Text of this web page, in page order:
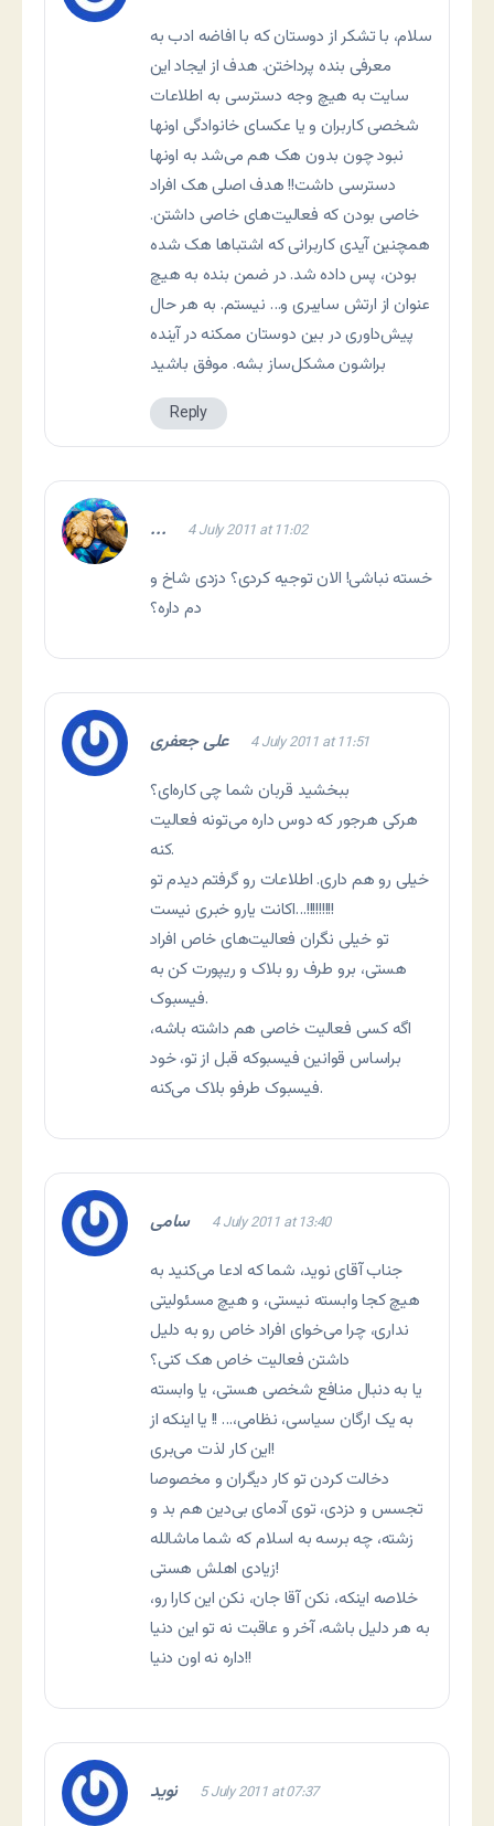
سلام، با تشکر از دوستان که با افاضه ادب به
معرفی بنده پرداختن. هدف از ایجاد این
سایت به هیچ وجه دسترسی به اطلاعات
شخصی کاربران و یا عکسای خانوادگی اونها
نبود چون بدون هک هم می‌شد به اونها
دسترسی داشت!! هدف اصلی هک افراد
خاصی بودن که فعالیت‌های خاصی داشتن.
همچنین آیدی کاربرانی که اشتباها هک شده
بودن، پس داده شد. در ضمن بنده به هیچ
عنوان از ارتش سایبری و… نیستم. به هر حال
پیش‌داوری در بین دوستان ممکنه در آینده
براشون مشکل‌ساز بشه. موفق باشید
Reply
... 4 July 2011 at 11:02
خسته نباشی! الان توجیه کردی؟ دزدی شاخ و
دم داره؟
علی جعفری 4 July 2011 at 11:51
ببخشید قربان شما چی کاره‌ای؟
هرکی هرجور که دوس داره می‌تونه فعالیت
کنه.
خیلی رو هم داری. اطلاعات رو گرفتم دیدم تو
اکانت یارو خبری نیست…!!!!!!!!!
تو خیلی نگران فعالیت‌های خاص افراد
هستی، برو طرف رو بلاک و ریپورت کن به
فیسبوک.
اگه کسی فعالیت خاصی هم داشته باشه،
براساس قوانین فیسبوکه قبل از تو، خود
فیسبوک طرفو بلاک می‌کنه.
سامی 4 July 2011 at 13:40
جناب آقای نوید، شما که ادعا می‌کنید به
هیچ کجا وابسته نیستی، و هیچ مسئولیتی
نداری، چرا می‌خوای افراد خاص رو به دلیل
داشتن فعالیت خاص هک کنی؟
یا به دنبال منافع شخصی هستی، یا وابسته
به یک ارگان سیاسی، نظامی،… !! یا اینکه از
این کار لذت می‌بری!
دخالت کردن تو کار دیگران و مخصوصا
تجسس و دزدی، توی آدمای بی‌دین هم بد و
زشته، چه برسه به اسلام که شما ماشالله
زیادی اهلش هستی!
خلاصه اینکه، نکن آقا جان، نکن این کارا رو،
به هر دلیل باشه، آخر و عاقبت نه تو این دنیا
داره نه اون دنیا!!
نوید 5 July 2011 at 07:37